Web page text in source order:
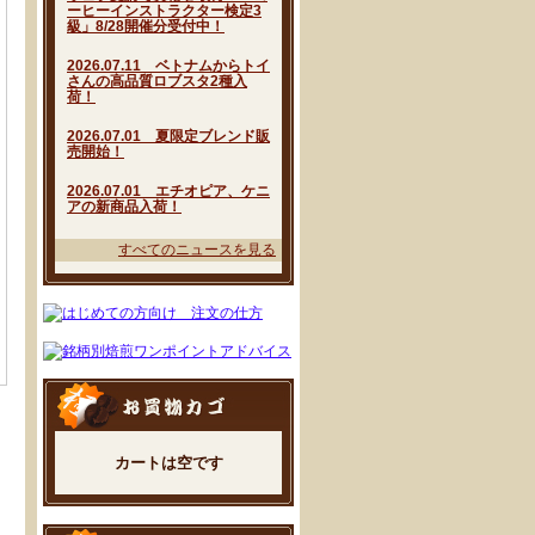
ーヒーインストラクター検定3
級」8/28開催分受付中！
2026.07.11 ベトナムからトイ
さんの高品質ロブスタ2種入
荷！
2026.07.01 夏限定ブレンド販
売開始！
2026.07.01 エチオピア、ケニ
アの新商品入荷！
すべてのニュースを見る
カートは空です